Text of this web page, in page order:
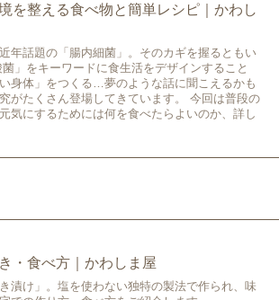
を整える食べ物と簡単レシピ｜かわし
年話題の「腸内細菌」。そのカギを握るともい
」をキーワードに食生活をデザインすること
身体」をつくる…夢のような話に聞こえるかも
がたくさん登場してきています。 今回は普段の
気にするためには何を食べたらよいのか、詳し
・食べ方｜かわしま屋
漬け」。塩を使わない独特の製法で作られ、味